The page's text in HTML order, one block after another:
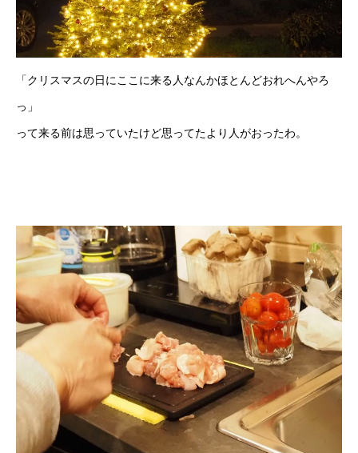
「クリスマスの日にここに来る人なんかほとんどおれへんやろ
っ」
って来る前は思っていたけど思ってたより人がおったわ。